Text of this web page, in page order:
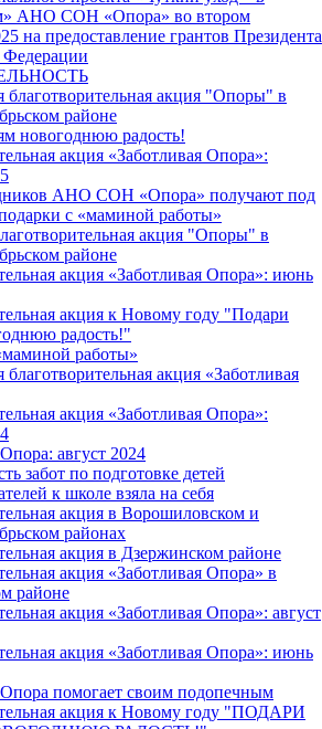
АНО СОН «Опора» во втором
на предоставление грантов Президента
Федерации
благотворительная акция "Опоры" в
районе
новогоднюю радость!
акция «Заботливая Опора»:
АНО СОН «Опора» получают под
с «маминой работы»
акция "Опоры" в
районе
акция «Заботливая Опора»: июнь
акция к Новому году "Подари
радость!"
работы»
благотворительная акция «Заботливая
акция «Заботливая Опора»:
август 2024
забот по подготовке детей
к школе взяла на себя
акция в Ворошиловском и
районах
акция в Дзержинском районе
акция «Заботливая Опора» в
районе
акция «Заботливая Опора»: август
акция «Заботливая Опора»: июнь
Опора помогает своим подопечным
акция к Новому году "ПОДАРИ